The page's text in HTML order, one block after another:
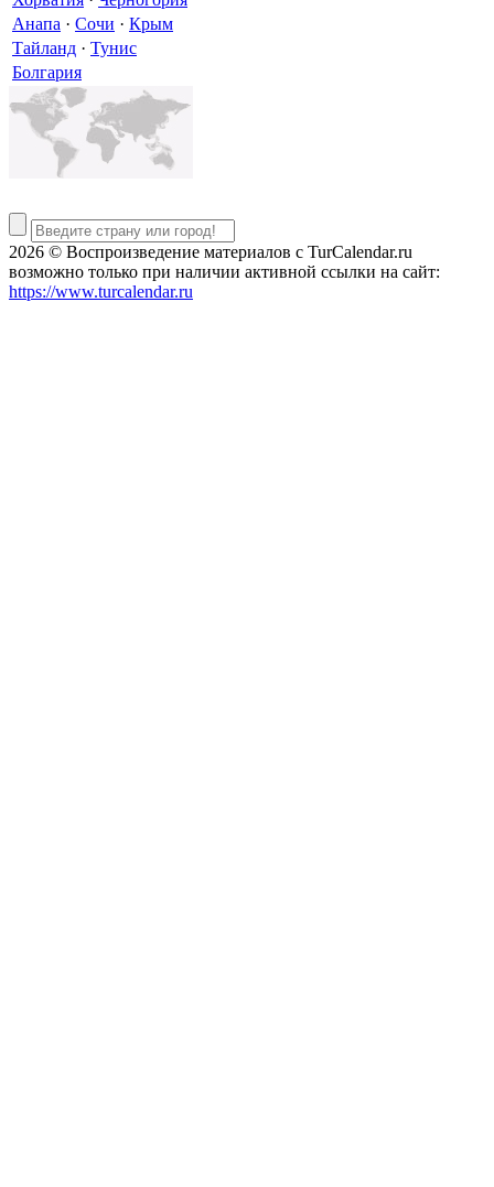
Анапа · Сочи · Крым
Тайланд · Тунис
Болгария
2026 © Воспроизведение материалов c TurCalendar.ru
возможно только при наличии активной ссылки на сайт:
https://www.turcalendar.ru